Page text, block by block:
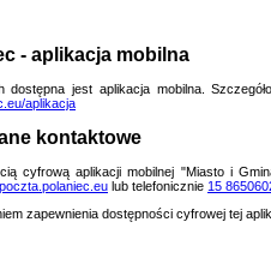
- aplikacja mobilna
dostępna jest aplikacja mobilna.
aplikacja
kontaktowe
cyfrową aplikacji mobilnej "Miasto i
lub telefonicznie 15
zapewnienia dostępności cyfrowej tej